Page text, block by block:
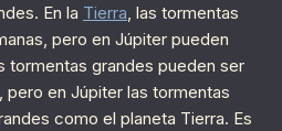
En la Tierra, las tormentas
pero en Júpiter pueden
tormentas grandes pueden ser
pero en Júpiter las tormentas
como el planeta Tierra. Es